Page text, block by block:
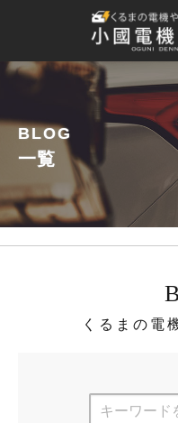
BLOG
一覧
くるまの電